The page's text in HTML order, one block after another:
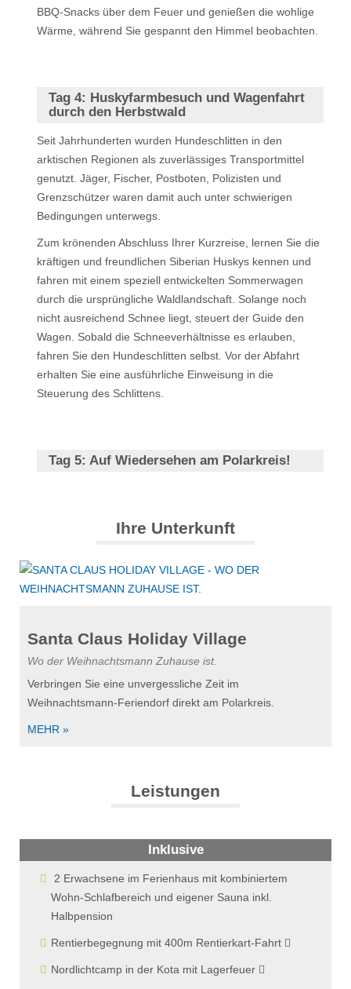
BBQ-Snacks über dem Feuer und genießen die wohlige
Wärme, während Sie gespannt den Himmel beobachten.
Tag 4: Huskyfarmbesuch und Wagenfahrt
durch den Herbstwald
Seit Jahrhunderten wurden Hundeschlitten in den
arktischen Regionen als zuverlässiges Transportmittel
genutzt. Jäger, Fischer, Postboten, Polizisten und
Grenzschützer waren damit auch unter schwierigen
Bedingungen unterwegs.
Zum krönenden Abschluss Ihrer Kurzreise, lernen Sie die
kräftigen und freundlichen Siberian Huskys kennen und
fahren mit einem speziell entwickelten Sommerwagen
durch die ursprüngliche Waldlandschaft. Solange noch
nicht ausreichend Schnee liegt, steuert der Guide den
Wagen. Sobald die Schneeverhältnisse es erlauben,
fahren Sie den Hundeschlitten selbst. Vor der Abfahrt
erhalten Sie eine ausführliche Einweisung in die
Steuerung des Schlittens.
Tag 5: Auf Wiedersehen am Polarkreis!
Ihre Unterkunft
Santa Claus Holiday Village
Wo der Weihnachtsmann Zuhause ist.
Verbringen Sie eine unvergessliche Zeit im
Weihnachtsmann-Feriendorf direkt am Polarkreis.
MEHR »
Leistungen
Inklusive
2 Erwachsene im Ferienhaus mit kombiniertem
Wohn-Schlafbereich und eigener Sauna inkl.
Halbpension
Rentierbegegnung mit 400m Rentierkart-Fahrt
Nordlichtcamp in der Kota mit Lagerfeuer